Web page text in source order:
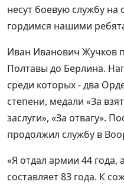
несут боевую службу
гордимся нашими
Иван Иванович Жучков
Полтавы до Берлина.
среди которых - два
степени, медали «За
заслуги», «За отвагу».
продолжил службу в
«Я отдал армии 44 года,
составляет 83 года. К